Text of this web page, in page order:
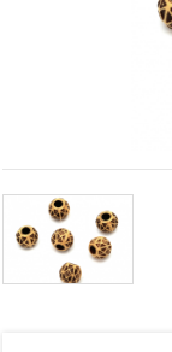
zobrazovali
obsah a
reklamu, a
to i s
pomocí
našich